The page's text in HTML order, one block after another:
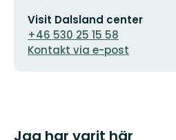
postadress
Visit Dalsland center
+46 530 25 15 58
Kontakt via e-post
Jag har varit här